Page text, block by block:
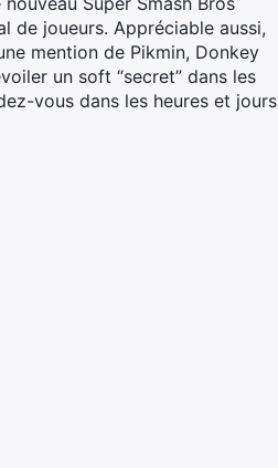
de joueurs. Appréciable aussi,
mention de Pikmin, Donkey
un soft “secret” dans les
vous dans les heures et jours